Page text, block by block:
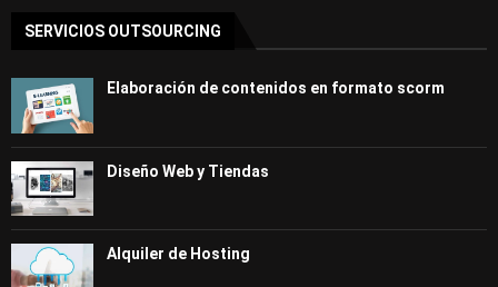
SERVICIOS OUTSOURCING
Elaboración de contenidos en formato scorm
Diseño Web y Tiendas
Alquiler de Hosting